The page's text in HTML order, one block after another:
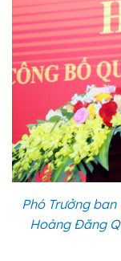
Phó Trưởng ban
Hoàng Đăng